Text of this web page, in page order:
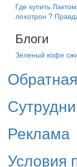
Где купить
лохотрон ?
Блоги
Зеленый кофе
Реклама
Условия